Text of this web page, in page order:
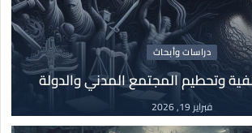
03
مارس
دراسات وأبحاث
وتحطيم المجتمع المدني والدولة
فبراير 19, 2026